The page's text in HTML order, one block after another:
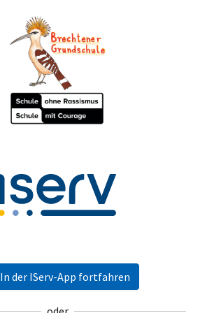
In der IServ-App fortfahren